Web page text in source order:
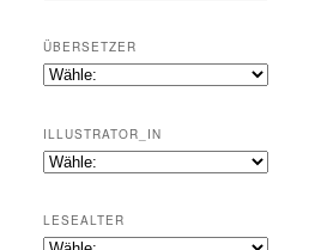
ÜBERSETZER
ILLUSTRATOR_IN
LESEALTER